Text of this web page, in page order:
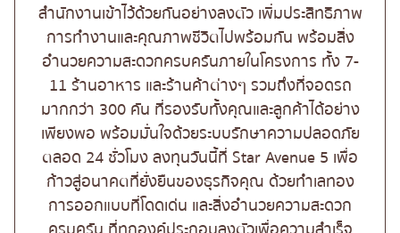
สำนักงานเข้าไว้ด้วยกันอย่างลงตัว เพิ่มประสิทธิภาพ
การทำงานและคุณภาพชีวิตไปพร้อมกัน พร้อมสิ่ง
อำนวยความสะดวกครบครันภายในโครงการ ทั้ง 7-
11 ร้านอาหาร และร้านค้าต่างๆ รวมถึงที่จอดรถ
มากกว่า 300 คัน ที่รองรับทั้งคุณและลูกค้าได้อย่าง
เพียงพอ พร้อมมั่นใจด้วยระบบรักษาความปลอดภัย
ตลอด 24 ชั่วโมง ลงทุนวันนี้ที่ Star Avenue 5 เพื่อ
ก้าวสู่อนาคตที่ยั่งยืนของธุรกิจคุณ ด้วยทำเลทอง
การออกแบบที่โดดเด่น และสิ่งอำนวยความสะดวก